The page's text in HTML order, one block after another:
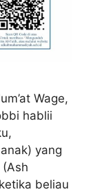
Wage,
hablii
yang
beliau